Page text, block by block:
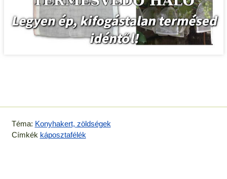
Téma: Konyhakert, zöldségek
Címkék káposztafélék